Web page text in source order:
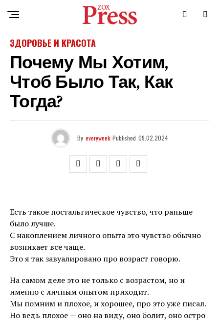
ЗДОРОВЬЕ И КРАСОТА
Почему Мы Хотим,
Чтоб Было Так, Как
Тогда?
By everyweek Published 09.02.2024
Есть такое ностальгическое чувство, что раньше
было лучше.
С накоплением личного опыта это чувство обычно
возникает все чаще.
Это я так завуалировано про возраст говорю.
На самом деле это не только с возрастом, но и
именно с личным опытом приходит.
Мы помним и плохое, и хорошее, про это уже писал.
Но ведь плохое — оно на виду, оно болит, оно остро